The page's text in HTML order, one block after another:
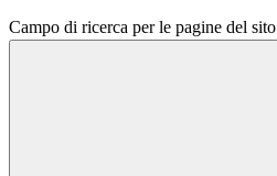
Campo di ricerca per le pagine del sito